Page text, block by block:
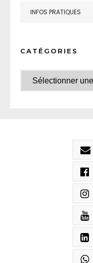
INFOS PRATIQUES
CATÉGORIES